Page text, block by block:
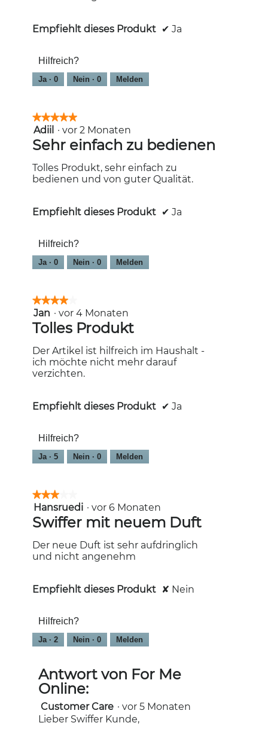
Empfiehlt dieses Produkt ✔ Ja
Hilfreich?
Ja · 0 Nein · 0 Melden
★★★★★
★★★★★
5
von
5
Sternen.
Adiil · vor 2 Monaten
Sehr einfach zu bedienen
Tolles Produkt, sehr einfach zu
bedienen und von guter Qualität.
Empfiehlt dieses Produkt ✔ Ja
Hilfreich?
Ja · 0 Nein · 0 Melden
★★★★★
★★★★★
4
von
5
Sternen.
Jan · vor 4 Monaten
Tolles Produkt
Der Artikel ist hilfreich im Haushalt -
ich möchte nicht mehr darauf
verzichten.
Empfiehlt dieses Produkt ✔ Ja
Hilfreich?
Ja · 5 Nein · 0 Melden
★★★★★
★★★★★
3
von
5
Sternen.
Hansruedi · vor 6 Monaten
Swiffer mit neuem Duft
Der neue Duft ist sehr aufdringlich
und nicht angenehm
Empfiehlt dieses Produkt ✘ Nein
Hilfreich?
Ja · 2 Nein · 0 Melden
Antwort von For Me
Online:
Customer Care · vor 5 Monaten
Lieber Swiffer Kunde,